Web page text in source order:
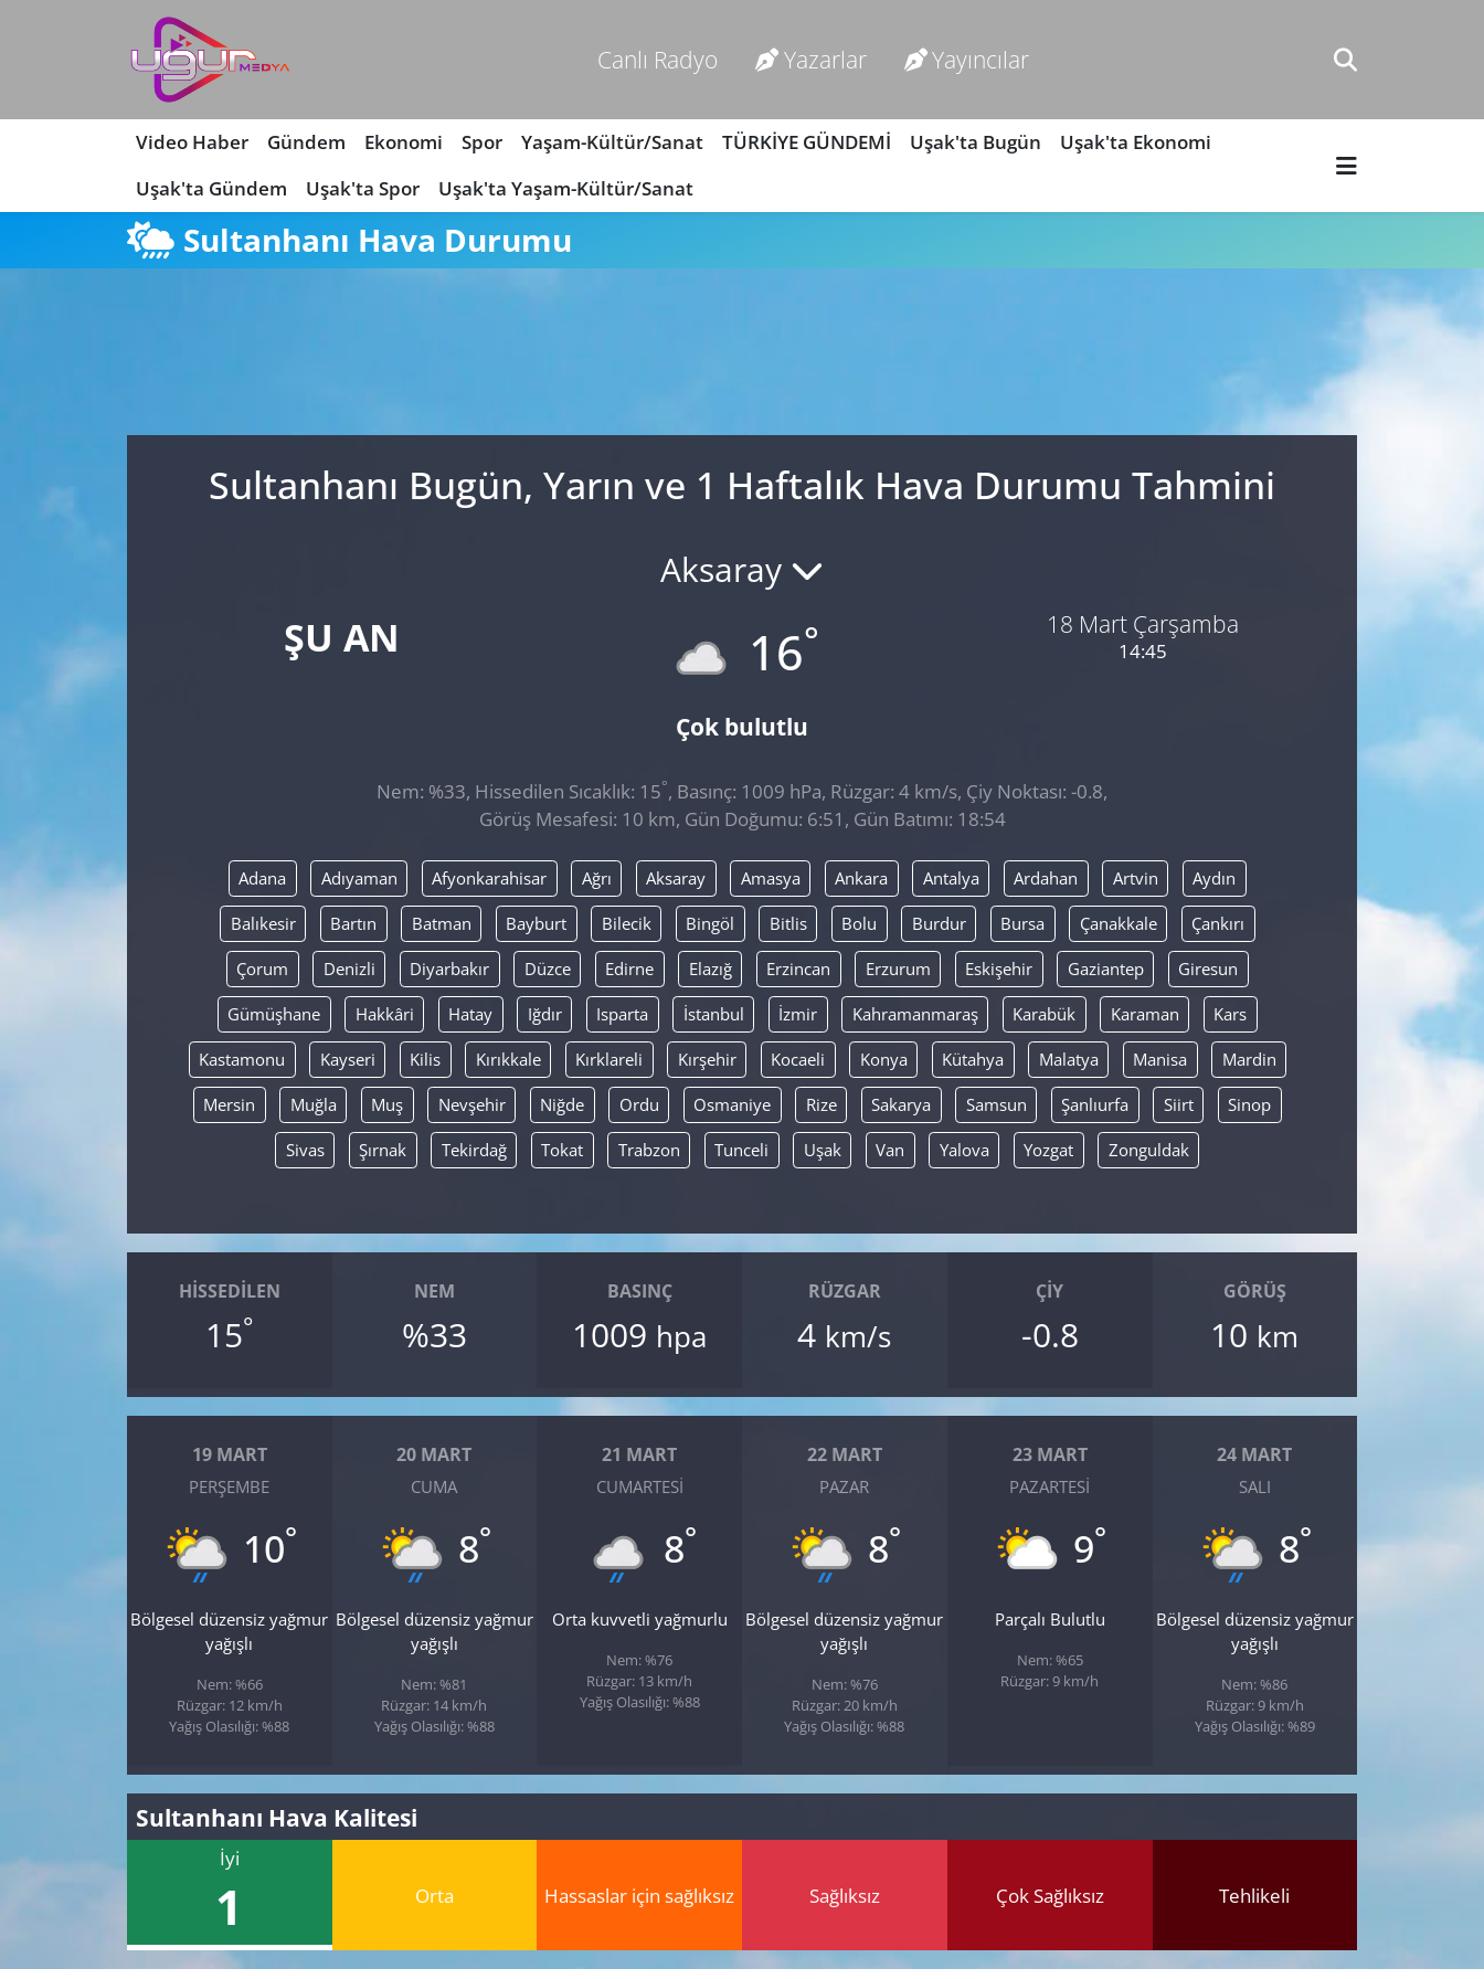
Canlı Radyo Yazarlar Yayıncılar
Video Haber Gündem Ekonomi Spor Yaşam-Kültür/Sanat TÜRKİYE GÜNDEMİ Uşak'ta Bugün
Uşak'ta Ekonomi
Uşak'ta Gündem
Uşak'ta Spor Uşak'ta Yaşam-Kültür/Sanat
Sultanhanı Hava Durumu
Sultanhanı Bugün, Yarın ve 1 Haftalık Hava Durumu Tahmini
ŞU AN
Aksaray
16°
Çok bulutlu
18 Mart Çarşamba
14:45
Nem: %33, Hissedilen Sıcaklık: 15°, Basınç: 1009 hPa, Rüzgar: 4 km/s, Çiy Noktası: -0.8,
Görüş Mesafesi: 10 km, Gün Doğumu: 6:51, Gün Batımı: 18:54
Adana Adıyaman Afyonkarahisar Ağrı Aksaray Amasya Ankara Antalya Ardahan Artvin Aydın
Balıkesir Bartın Batman Bayburt Bilecik Bingöl Bitlis Bolu Burdur Bursa Çanakkale Çankırı
Çorum Denizli Diyarbakır Düzce Edirne Elazığ Erzincan Erzurum Eskişehir Gaziantep Giresun
Gümüşhane Hakkâri Hatay Iğdır Isparta İstanbul İzmir Kahramanmaraş Karabük Karaman Kars
Kastamonu Kayseri Kilis Kırıkkale Kırklareli Kırşehir Kocaeli Konya Kütahya Malatya Manisa Mardin
Mersin Muğla Muş Nevşehir Niğde Ordu Osmaniye Rize Sakarya Samsun Şanlıurfa Siirt Sinop
Sivas Şırnak Tekirdağ Tokat Trabzon Tunceli Uşak Van Yalova Yozgat Zonguldak
HISSEDILEN
15°
NEM
%33
BASINÇ
1009 hpa
RÜZGAR
4 km/s
ÇIY
-0.8
GÖRÜŞ
10 km
19 MART
PERŞEMBE
10°
Bölgesel düzensiz yağmur
yağışlı
Nem: %66
Rüzgar: 12 km/h
Yağış Olasılığı: %88
20 MART
CUMA
8°
Bölgesel düzensiz yağmur
yağışlı
Nem: %81
Rüzgar: 14 km/h
Yağış Olasılığı: %88
21 MART
CUMARTESI
8°
Orta kuvvetli yağmurlu
Nem: %76
Rüzgar: 13 km/h
Yağış Olasılığı: %88
22 MART
PAZAR
8°
Bölgesel düzensiz yağmur
yağışlı
Nem: %76
Rüzgar: 20 km/h
Yağış Olasılığı: %88
23 MART
PAZARTESI
9°
Parçalı Bulutlu
Nem: %65
Rüzgar: 9 km/h
24 MART
SALI
8°
Bölgesel düzensiz yağmur
yağışlı
Nem: %86
Rüzgar: 9 km/h
Yağış Olasılığı: %89
Sultanhanı Hava Kalitesi
İyi
1 Orta Hassaslar için sağlıksız Sağlıksız Çok Sağlıksız Tehlikeli
Nöbetçi Eczaneler
Hava Durumu
Namaz Vakitleri
Trafik Durumu